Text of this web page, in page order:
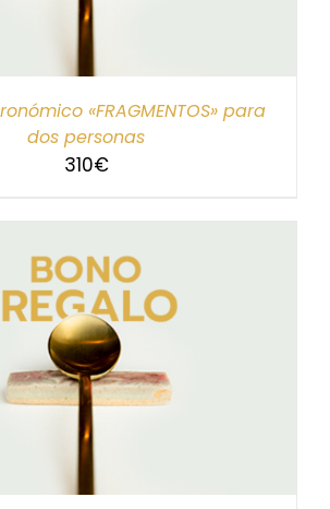
«FRAGMENTOS» para
dos personas
310€